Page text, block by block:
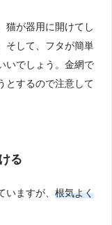
猫が器用に開けてし
そして、フタが簡単
いでしょう。金網で
とするので注意して
る
ますが、 根気よく